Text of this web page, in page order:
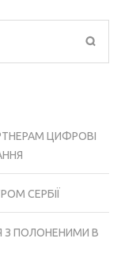
ЦИФРОВІ
СЕРБІЇ
ПОЛОНЕНИМИ В